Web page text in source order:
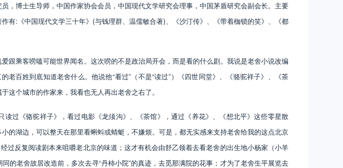
博士生导师，中国作家协会会员，中国现代文学研究会理事，中国茅盾研究会副会长。主要
有:《中国现代文学三十年》(与钱理群、温儒敏合著)、《沙汀传》、《带着枷锁的笑》、《都
乘客唠嗑可能世界闻名。这次唠的不是政治局开会，而是看的什么剧。我说是老舍小说改编
百姓到底知道老舍什么。他说他“看过”（不是“读过”）《四世同堂》、《骆驼祥子》、《茶
这个城市的作家来，我看也无人再出老舍之右了。
《骆驼祥子》，看过电影《龙须沟》、《茶馆》，通过《养花》、《想北平》这些零星散
的湖边，可以整天在那里看蝌蚪或蜻蜓，不嫌烦。可是，都无实感来支持老舍给我的这点北京
过反复阅读剧本来咀嚼老北京的味道；这才有机会由舒乙领着去看老舍的出生地小杨家（小羊
的老舍故居改造前，多次去寻“丹柿小院”的真迹，去觅那满院的花事；才为了老舍生平展览去